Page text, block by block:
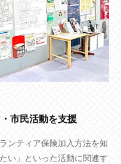
市民活動を支援
ンティア保険加入方法を知
い」といった活動に関連す